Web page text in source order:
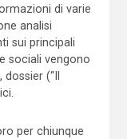
di varie
analisi
sui principali
sociali vengono
(“Il
per chiunque